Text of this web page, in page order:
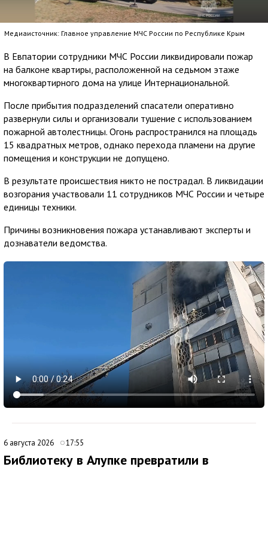
Медиаисточник: Главное управление МЧС России по Республике Крым
В Евпатории сотрудники МЧС России ликвидировали пожар
на балконе квартиры, расположенной на седьмом этаже
многоквартирного дома на улице Интернациональной.
После прибытия подразделений спасатели оперативно
развернули силы и организовали тушение с использованием
пожарной автолестницы. Огонь распространился на площадь
15 квадратных метров, однако перехода пламени на другие
помещения и конструкции не допущено.
В результате происшествия никто не пострадал. В ликвидации
возгорания участвовали 11 сотрудников МЧС России и четыре
единицы техники.
Причины возникновения пожара устанавливают эксперты и
дознаватели ведомства.
6 августа 2026 17:55
Библиотеку в Алупке превратили в